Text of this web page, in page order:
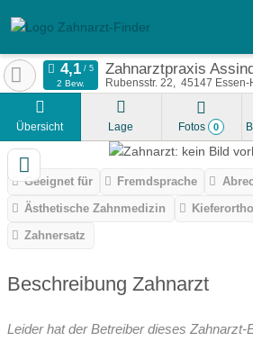
Zahnarztpraxis
Rubensstr. 22 45147 Essen-
2 Bew.
Übersicht Lage Fotos 0
Geeignet für Fremdsprache
Ästhetische Zahnmedizin
Zahnersatz
Beschreibung Zahnarzt
Leider hat der Betreiber dieses Zahnarzt-